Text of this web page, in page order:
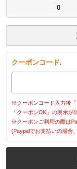
0
クーポンコード.
※クーポンコード入力後「
「クーポンOK」の表示が
※クーポンご利用の際は
(Paypalでお支払いの場合